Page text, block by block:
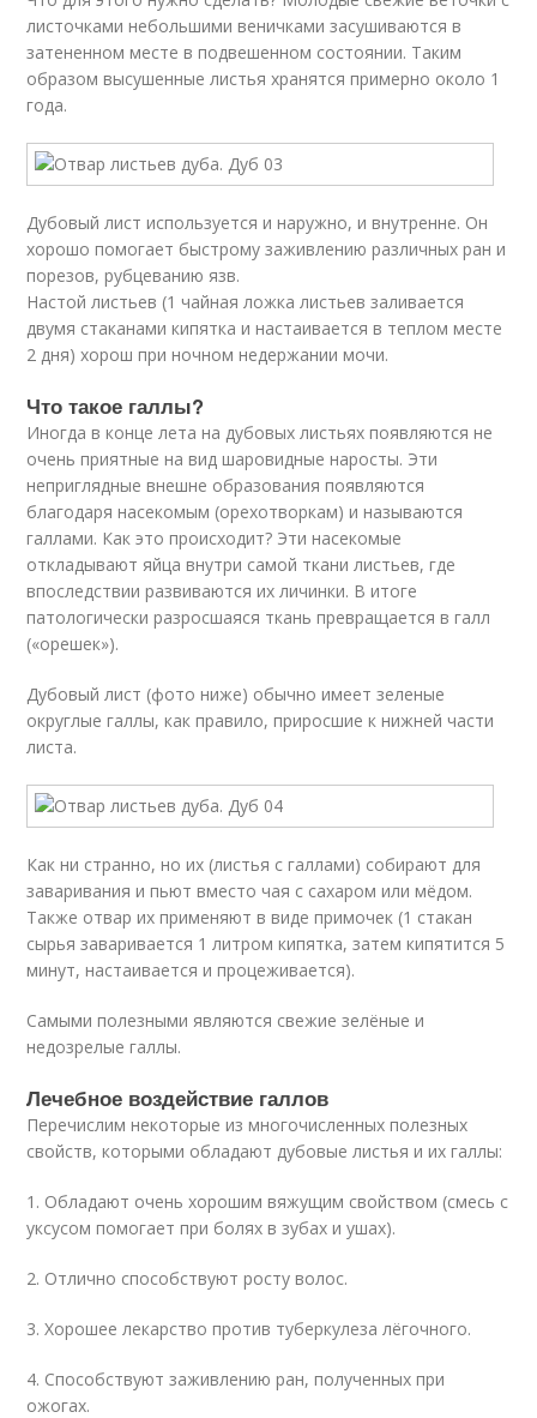
листочками небольшими веничками засушиваются в
затененном месте в подвешенном состоянии. Таким
образом высушенные листья хранятся примерно около 1
года.
Дубовый лист используется и наружно, и внутренне. Он
хорошо помогает быстрому заживлению различных ран и
порезов, рубцеванию язв.
Настой листьев (1 чайная ложка листьев заливается
двумя стаканами кипятка и настаивается в теплом месте
2 дня) хорош при ночном недержании мочи.
Что такое галлы?
Иногда в конце лета на дубовых листьях появляются не
очень приятные на вид шаровидные наросты. Эти
неприглядные внешне образования появляются
благодаря насекомым (орехотворкам) и называются
галлами. Как это происходит? Эти насекомые
откладывают яйца внутри самой ткани листьев, где
впоследствии развиваются их личинки. В итоге
патологически разросшаяся ткань превращается в галл
(«орешек»).
Дубовый лист (фото ниже) обычно имеет зеленые
округлые галлы, как правило, приросшие к нижней части
листа.
Как ни странно, но их (листья с галлами) собирают для
заваривания и пьют вместо чая с сахаром или мёдом.
Также отвар их применяют в виде примочек (1 стакан
сырья заваривается 1 литром кипятка, затем кипятится 5
минут, настаивается и процеживается).
Самыми полезными являются свежие зелёные и
недозрелые галлы.
Лечебное воздействие галлов
Перечислим некоторые из многочисленных полезных
свойств, которыми обладают дубовые листья и их галлы:
1. Обладают очень хорошим вяжущим свойством (смесь с
уксусом помогает при болях в зубах и ушах).
2. Отлично способствуют росту волос.
3. Хорошее лекарство против туберкулеза лёгочного.
4. Способствуют заживлению ран, полученных при
ожогах.